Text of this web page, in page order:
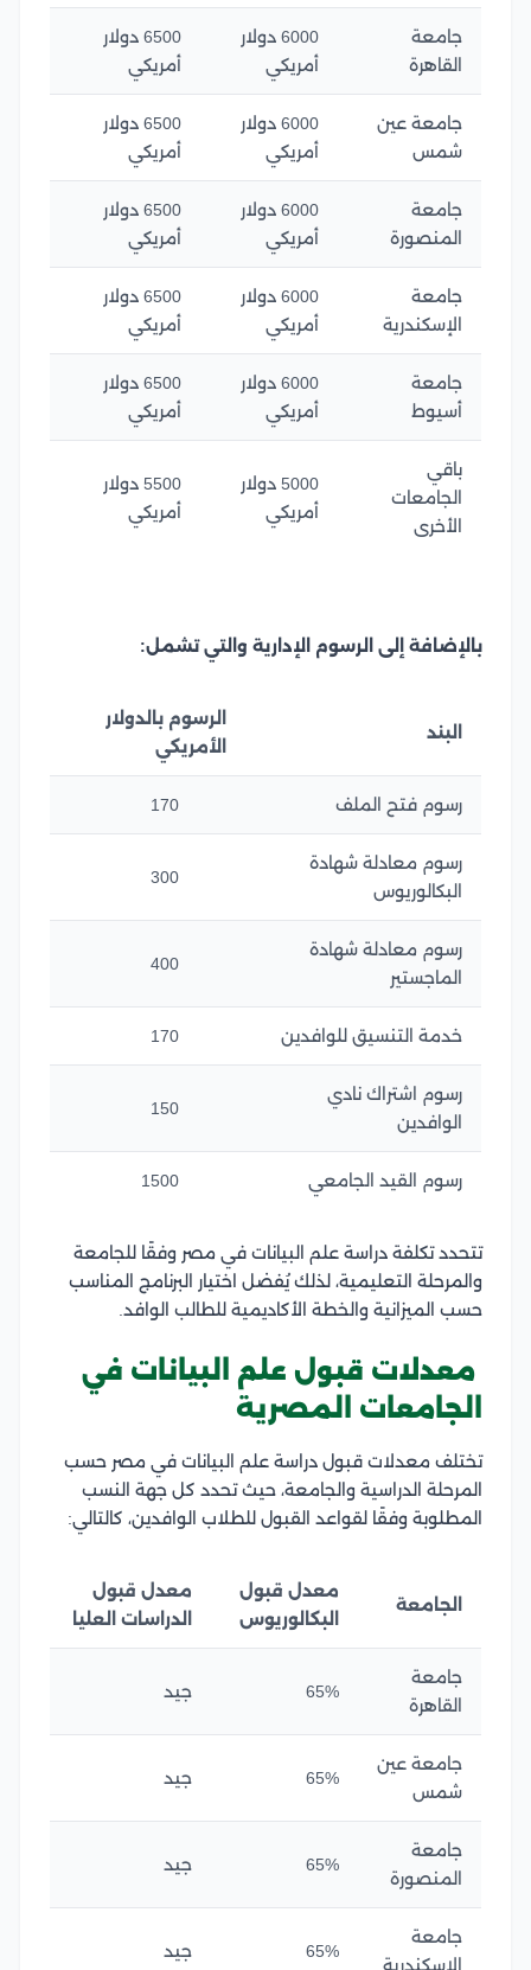
جامعة
القاهرة
6000 دولار
أمريكي
6500 دولار
أمريكي
جامعة عين
شمس
6000 دولار
أمريكي
6500 دولار
أمريكي
جامعة
المنصورة
6000 دولار
أمريكي
6500 دولار
أمريكي
جامعة
الإسكندرية
6000 دولار
أمريكي
6500 دولار
أمريكي
جامعة
أسيوط
6000 دولار
أمريكي
6500 دولار
أمريكي
باقي
الجامعات
الأخرى
5000 دولار
أمريكي
5500 دولار
أمريكي
بالإضافة إلى الرسوم الإدارية والتي تشمل:
البند
الرسوم بالدولار
الأمريكي
رسوم فتح الملف
رسوم معادلة شهادة
البكالوريوس
رسوم معادلة شهادة
الماجستير
خدمة التنسيق للوافدين
رسوم اشتراك نادي
الوافدين
رسوم القيد الجامعي
تتحدد تكلفة دراسة علم البيانات في مصر وفقًا للجامعة
والمرحلة التعليمية، لذلك يُفضل اختيار البرنامج المناسب
حسب الميزانية والخطة الأكاديمية للطالب الوافد.
معدلات قبول علم البيانات في
الجامعات المصرية
تختلف معدلات قبول دراسة علم البيانات في مصر حسب
المرحلة الدراسية والجامعة، حيث تحدد كل جهة النسب
المطلوبة وفقًا لقواعد القبول للطلاب الوافدين، كالتالي:
الجامعة
معدل قبول
البكالوريوس
معدل قبول
الدراسات العليا
جامعة
القاهرة
65% جيد
جامعة عين
شمس
65% جيد
جامعة
المنصورة
65% جيد
جامعة
الإسكندرية
65% جيد